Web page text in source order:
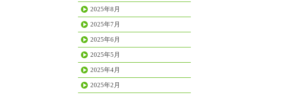
2025年8月
2025年7月
2025年6月
2025年5月
2025年4月
2025年2月